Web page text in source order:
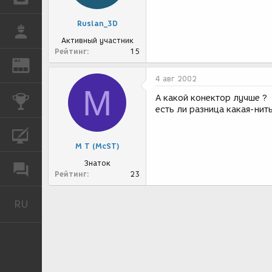
REN ЖУРНАЛ
КОНКУРСЫ
ФОРУМ
RU
Ruslan_3D
Активный участник
Рейтинг
15
М
М Т (McST)
Знаток
Рейтинг
23
4 авг 2002
А какой конектор лучше ?
есть ли разница какая-